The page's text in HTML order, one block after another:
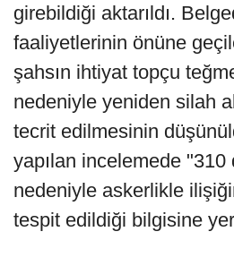
girebildiği aktarıldı.
faaliyetlerinin önüne
şahsın ihtiyat topçu
nedeniyle yeniden silah
tecrit edilmesinin
yapılan incelemede "310
nedeniyle askerlikle
tespit edildiği bilgisine